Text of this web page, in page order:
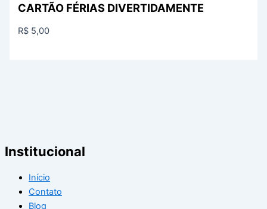
CARTÃO FÉRIAS DIVERTIDAMENTE
R$ 5,00
Institucional
Início
Contato
Blog